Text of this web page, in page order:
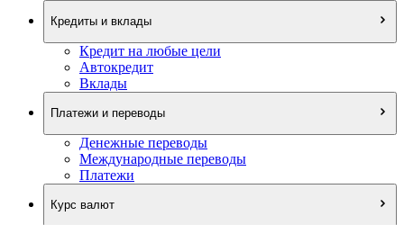
Кредиты и вклады
Кредит на любые цели
Автокредит
Вклады
Платежи и переводы
Денежные переводы
Международные переводы
Платежи
Курс валют